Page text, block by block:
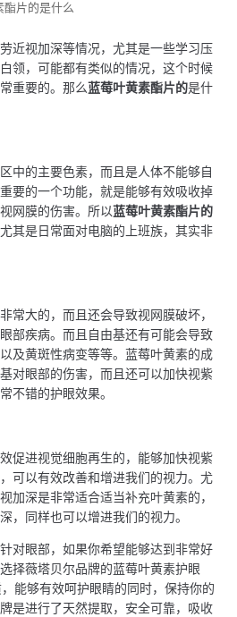
酯片的是什么
近视加深等情况，尤其是一些学习压
领，可能都有类似的情况，这个时候
重要的。那么蓝莓叶黄素酯片的是什
中的主要色素，而且是人体不能够自
要的一个功能，就是能够有效吸收掉
网膜的伤害。所以蓝莓叶黄素酯片的
其是日常面对电脑的上班族，其实非
常大的，而且还会导致视网膜破坏，
部疾病。而且自由基还有可能会导致
及黄斑性病变等等。蓝莓叶黄素的成
对眼部的伤害，而且还可以加快视紫
不错的护眼效果。
促进视觉细胞再生的，能够加快视紫
可以有效改善和增进我们的视力。尤
加深是非常适合适当补充叶黄素的，
，同样也可以增进我们的视力。
对眼部，如果你希望能够达到非常好
择薇塔贝尔品牌的蓝莓叶黄素护眼
能够有效呵护眼睛的同时，保持你的
是进行了天然提取，安全可靠，吸收